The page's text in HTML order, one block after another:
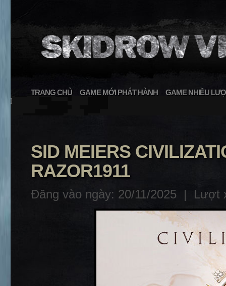
TRANG CHỦ GAME MỚI PHÁT HÀNH GAME NHIỀU
}
SID MEIERS
RAZOR1911
Đăng vào ngày: 20/11/2025 | Lượt